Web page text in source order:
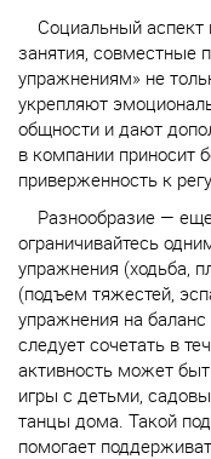
Социальный аспект
занятия, совместные
упражнениям» не
укрепляют
общности и дают
в компании приносит
приверженность к
Разнообразие —
ограничивайтесь
упражнения (ходьба,
(подъем тяжестей,
упражнения на баланс
следует сочетать в
активность может
игры с детьми,
танцы дома. Такой
помогает